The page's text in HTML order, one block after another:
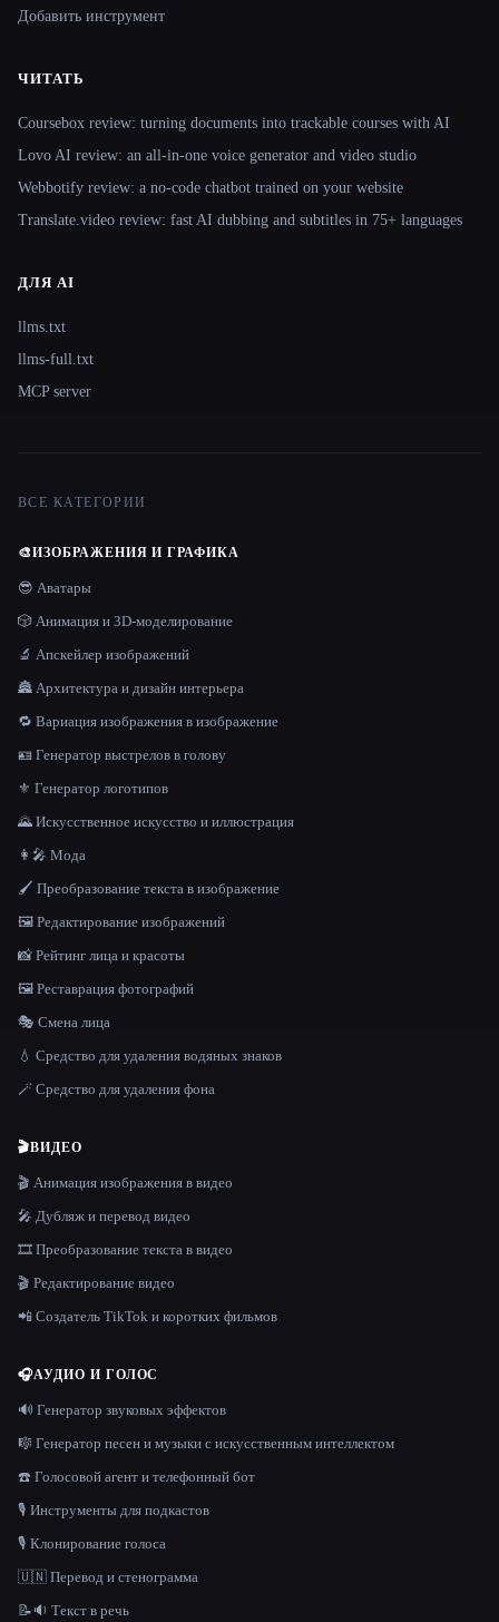
Добавить инструмент
ЧИТАТЬ
Coursebox review: turning documents into trackable courses with AI
Lovo AI review: an all-in-one voice generator and video studio
Webbotify review: a no-code chatbot trained on your website
Translate.video review: fast AI dubbing and subtitles in 75+ languages
ДЛЯ AI
llms.txt
llms-full.txt
MCP server
ВСЕ КАТЕГОРИИ
🎨ИЗОБРАЖЕНИЯ И ГРАФИКА
😎 Аватары
🎲 Анимация и 3D-моделирование
🔬 Апскейлер изображений
🏯 Архитектура и дизайн интерьера
🔁 Вариация изображения в изображение
🪪 Генератор выстрелов в голову
⚜️ Генератор логотипов
🌄 Искусственное искусство и иллюстрация
👩‍🎤 Мода
🖌️ Преобразование текста в изображение
🖼️ Редактирование изображений
📸 Рейтинг лица и красоты
🖼️ Реставрация фотографий
🎭 Смена лица
💧 Средство для удаления водяных знаков
🪄 Средство для удаления фона
🎬ВИДЕО
🎬 Анимация изображения в видео
🎤 Дубляж и перевод видео
🎞️ Преобразование текста в видео
🎬 Редактирование видео
📲 Создатель TikTok и коротких фильмов
🎧АУДИО И ГОЛОС
🔊 Генератор звуковых эффектов
🎼 Генератор песен и музыки с искусственным интеллектом
☎️ Голосовой агент и телефонный бот
🎙️ Инструменты для подкастов
🎙️ Клонирование голоса
🇺🇳 Перевод и стенограмма
📝🔉 Текст в речь